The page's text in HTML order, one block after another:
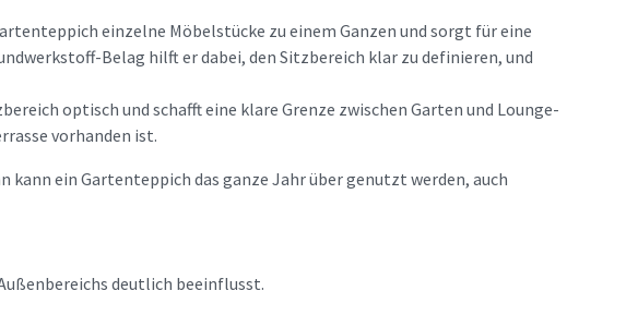
einzelne Möbelstücke zu einem Ganzen und sorgt für eine
Belag hilft er dabei, den Sitzbereich klar zu definieren, und
optisch und schafft eine klare Grenze zwischen Garten und Lounge-
vorhanden ist.
kann ein Gartenteppich das ganze Jahr über genutzt werden, auch
deutlich beeinflusst.